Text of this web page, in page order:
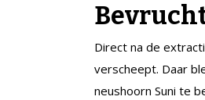
Direct na de
verscheept. Daar
neushoorn Suni te